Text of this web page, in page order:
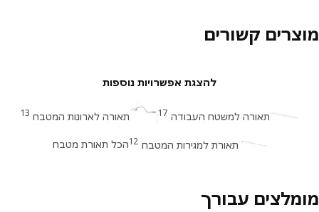
קשורים
להצגת אפשרויות נוספות
תאורה למשטח העבודה 17 תאורה לארונות המטבח 13
תאורת למגירות המטבח 12הכל תאורת מטבח
עבורך